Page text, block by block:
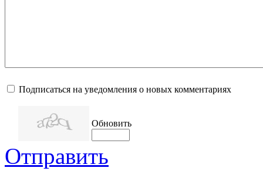
Подписаться на уведомления о новых комментариях
Обновить
Отправить